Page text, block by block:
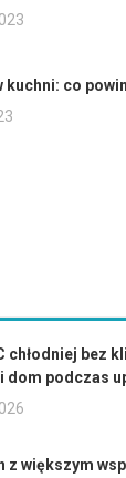
kuchni: co
chłodniej bez
podczas
z większym